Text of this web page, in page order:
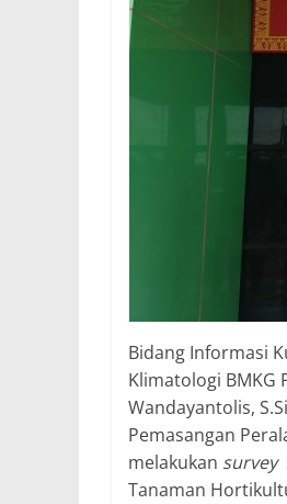
Bidang Informasi
Klimatologi BMKG
Wandayantolis,
Pemasangan
melakukan survey
Tanaman